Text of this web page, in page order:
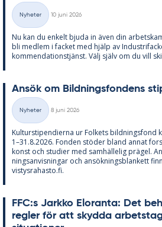
Kategorier
Nyheter
10 juni 2026
Nu kan du en­kelt bju­da in även din
bli med­lem i fac­ket med hjälp av
kom­men­da­tions­tjänst. Välj själv om du vill
An­sök om Bild­nings­fon­dens
Kategorier
Nyheter
8 juni 2026
Kul­tursti­pen­di­er­na ur Fol­kets bild­nings­fond
1–31.8.2026. Fon­den stö­der bland an­nat
konst och stu­di­er med sam­häl­le­lig prä­gel.
nings­an­vis­ning­ar och an­sök­nings­blan­kett
vis­tys­ra­has­to.fi.
FFC:s Jark­ko Elo­ran­ta: Det
reg­ler för att skyd­da